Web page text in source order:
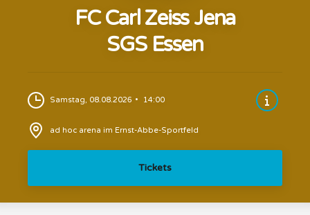
FC Carl Zeiss Jena
SGS Essen
Samstag, 08.08.2026 14:00
ad hoc arena im Ernst-Abbe-Sportfeld
Tickets